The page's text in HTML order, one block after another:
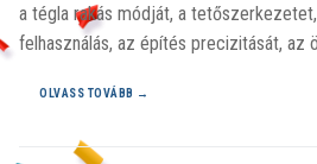
a tégla rakás módját, a
felhasználás, az építés precizitását, az
OLVASS TOVÁBB →